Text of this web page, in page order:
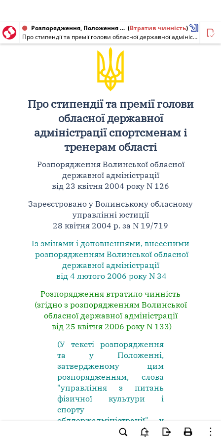
Розпорядження, Положення від 23.04.2004 № 126 (Втратив чинність)
Про стипендії та премії голови обласної державної адміністрації спортсменам і тренерам області
Про стипендії та премії голови
обласної державної
адміністрації спортсменам і
тренерам області
Розпорядження Волинської обласної
державної адміністрації
від 23 квітня 2004 року N 126
Зареєстровано у Волинському обласному
управлінні юстиції
28 квітня 2004 р. за N 19/719
Із змінами і доповненнями, внесеними
розпорядженням Волинської обласної
державної адміністрації
від 4 лютого 2006 року N 34
Розпорядження втратило чинність
(згідно з розпорядженням Волинської
обласної державної адміністрації
від 25 квітня 2006 року N 133)
(У тексті розпорядження
та у Положенні,
затвердженому цим
розпорядженням, слова
"управління з питань
фізичної культури і
спорту
облдержадміністрації" у
відповідних відмінках